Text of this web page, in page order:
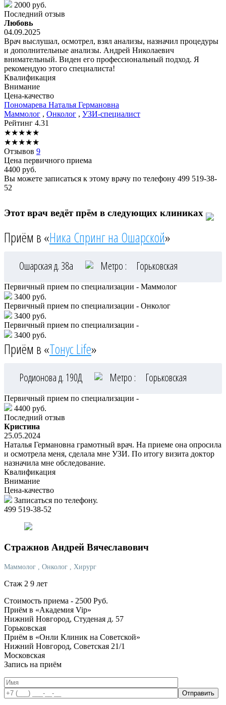
2000 руб.
Последний отзыв
Любовь
04.09.2025
Врач выслушал, осмотрел, взял анализы, назначил процедуры
и дополнительные анализы. Андрей Николаевич
внимательный. Виден его профессиональный подход. Я
рекомендую этого специалиста!
Квалификация
Внимание
Цена-качество
Пономарева Наталья Германовна
Маммолог , Онколог , УЗИ-специалист
Рейтинг 4.31
★★★★★
★★★★★
Отзывов 9
Цена первичного приема
4400 руб.
Вы можете записаться к этому врачу по телефону 499 519-38-
52
Этот врач ведёт прём в следующих клиниках
Приём в «Ника Спринг на Ошарской»
Ошарская д. 38а Метро : Горьковская
Первичный прием по специализации - Маммолог
3400 руб.
Первичный прием по специализации - Онколог
3400 руб.
Первичный прием по специализации -
3400 руб.
Приём в «Тонус Life»
Родионова д. 190Д Метро : Горьковская
Первичный прием по специализации -
4400 руб.
Последний отзыв
Кристина
25.05.2024
Наталья Германовна грамотный врач. На приеме она опросила
и осмотрела меня, сделала мне УЗИ. По итогу визита доктор
назначила мне обследование.
Квалификация
Внимание
Цена-качество
Записаться по телефону.
499 519-38-52
Стражнов Андрей Вячеславович
Маммолог , Онколог , Хирург
Стаж 2 9 лет
Стоимость приема - 2500 Руб.
Приём в «Академия Vip»
Нижний Новгород, Студеная д. 57
Горьковская
Приём в «Онли Клиник на Советской»
Нижний Новгород, Советская 21/1
Московская
Запись на приём